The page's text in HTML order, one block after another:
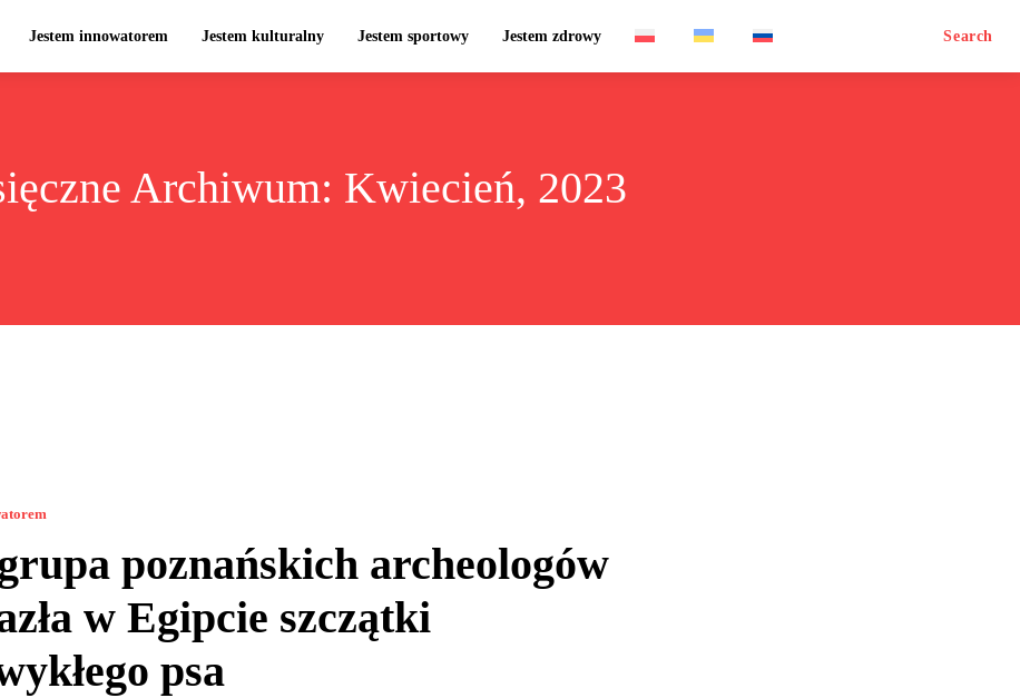
Jestem innowatorem Jestem kulturalny Jestem sportowy Jestem zdrowy Search
Archiwum: Kwiecień, 2023
poznańskich archeologów
w Egipcie szczątki
psa